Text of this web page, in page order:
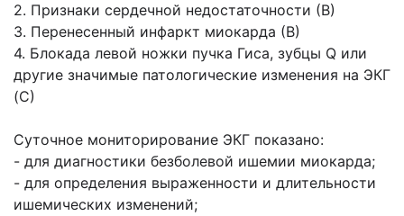
2. Признаки сердечной недостаточности (В)
3. Перенесенный инфаркт миокарда (В)
4. Блокада левой ножки пучка Гиса, зубцы Q или
другие значимые патологические изменения на ЭКГ
(С)
Суточное мониторирование ЭКГ показано:
- для диагностики безболевой ишемии миокарда;
- для определения выраженности и длительности
ишемических изменений;